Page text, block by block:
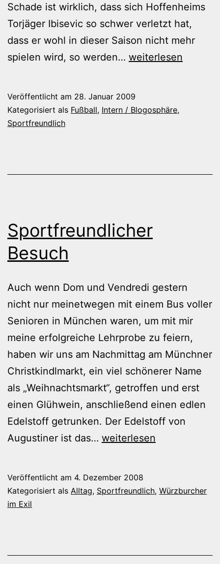
Schade ist wirklich, dass sich Hoffenheims
Torjäger Ibisevic so schwer verletzt hat,
dass er wohl in dieser Saison nicht mehr
spielen wird, so werden… Es
los!
weiterlesen
Veröffentlicht am 28. Januar 2009
Kategorisiert als Fußball, Intern / Blogosphäre,
Sportfreundlich
Sportfreundlicher
Besuch
Auch wenn Dom und Vendredi gestern
nicht nur meinetwegen mit einem Bus voller
Senioren in München waren, um mit mir
meine erfolgreiche Lehrprobe zu feiern,
haben wir uns am Nachmittag am Münchner
Christkindlmarkt, ein viel schönerer Name
als „Weihnachtsmarkt“, getroffen und erst
einen Glühwein, anschließend einen edlen
Edelstoff getrunken. Der Edelstoff von
Augustiner ist das… Sportfreundlicher
weiterlesen
Veröffentlicht am 4. Dezember 2008
Kategorisiert als Alltag, Sportfreundlich, Würzburcher
im Exil